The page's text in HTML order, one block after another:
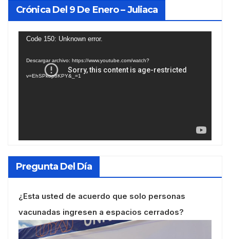
Crónica Del 9 De Enero – Juliaca
Reproductor
Code 150: Unknown error.
Descargar archivo: https://www.youtube.com/watch?
v=EhSPkop8KPY&_=1
Pregunta Del Día
¿Esta usted de acuerdo que solo personas
vacunadas ingresen a espacios cerrados?